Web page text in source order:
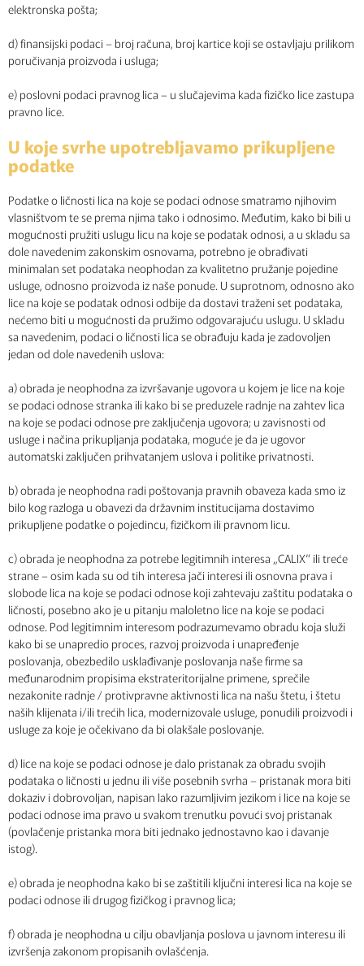
elektronska pošta;
d) finansijski podaci – broj računa, broj kartice koji se ostavljaju prilikom
poručivanja proizvoda i usluga;
e) poslovni podaci pravnog lica – u slučajevima kada fizičko lice zastupa
pravno lice.
U koje svrhe upotrebljavamo prikupljene
podatke
Podatke o ličnosti lica na koje se podaci odnose smatramo njihovim
vlasništvom te se prema njima tako i odnosimo. Međutim, kako bi bili u
mogućnosti pružiti uslugu licu na koje se podatak odnosi, a u skladu sa
dole navedenim zakonskim osnovama, potrebno je obrađivati
minimalan set podataka neophodan za kvalitetno pružanje pojedine
usluge, odnosno proizvoda iz naše ponude. U suprotnom, odnosno ako
lice na koje se podatak odnosi odbije da dostavi traženi set podataka,
nećemo biti u mogućnosti da pružimo odgovarajuću uslugu. U skladu
sa navedenim, podaci o ličnosti lica se obrađuju kada je zadovoljen
jedan od dole navedenih uslova:
a) obrada je neophodna za izvršavanje ugovora u kojem je lice na koje
se podaci odnose stranka ili kako bi se preduzele radnje na zahtev lica
na koje se podaci odnose pre zaključenja ugovora; u zavisnosti od
usluge i načina prikupljanja podataka, moguće je da je ugovor
automatski zaključen prihvatanjem uslova i politike privatnosti.
b) obrada je neophodna radi poštovanja pravnih obaveza kada smo iz
bilo kog razloga u obavezi da državnim institucijama dostavimo
prikupljene podatke o pojedincu, fizičkom ili pravnom licu.
c) obrada je neophodna za potrebe legitimnih interesa „CALIX“ ili treće
strane – osim kada su od tih interesa jači interesi ili osnovna prava i
slobode lica na koje se podaci odnose koji zahtevaju zaštitu podataka o
ličnosti, posebno ako je u pitanju maloletno lice na koje se podaci
odnose. Pod legitimnim interesom podrazumevamo obradu koja služi
kako bi se unapredio proces, razvoj proizvoda i unapređenje
poslovanja, obezbedilo usklađivanje poslovanja naše firme sa
međunarodnim propisima ekstrateritorijalne primene, sprečile
nezakonite radnje / protivpravne aktivnosti lica na našu štetu, i štetu
naših klijenata i/ili trećih lica, modernizovale usluge, ponudili proizvodi i
usluge za koje je očekivano da bi olakšale poslovanje.
d) lice na koje se podaci odnose je dalo pristanak za obradu svojih
podataka o ličnosti u jednu ili više posebnih svrha – pristanak mora biti
dokaziv i dobrovoljan, napisan lako razumljivim jezikom i lice na koje se
podaci odnose ima pravo u svakom trenutku povući svoj pristanak
(povlačenje pristanka mora biti jednako jednostavno kao i davanje
istog).
e) obrada je neophodna kako bi se zaštitili ključni interesi lica na koje se
podaci odnose ili drugog fizičkog i pravnog lica;
f) obrada je neophodna u cilju obavljanja poslova u javnom interesu ili
izvršenja zakonom propisanih ovlašćenja.